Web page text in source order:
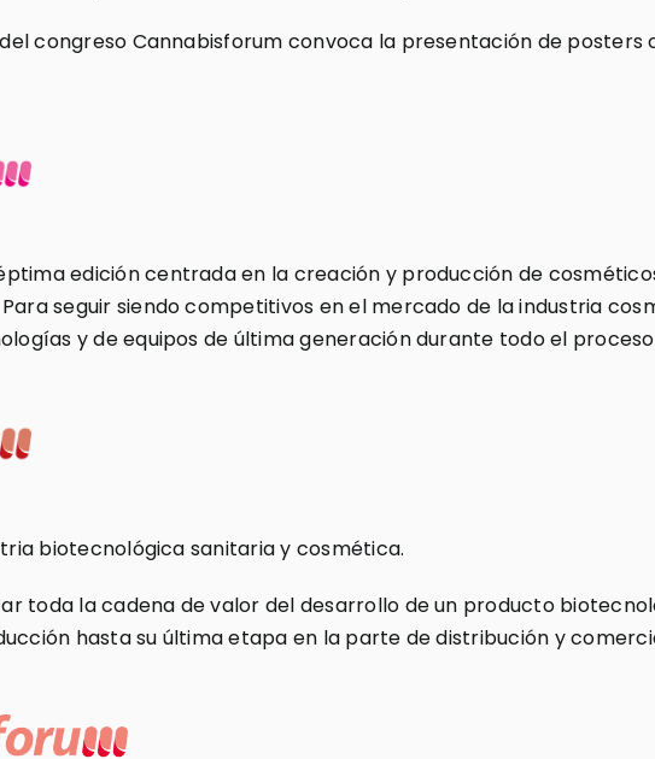
congreso Cannabisforum convoca la presentación de
edición centrada en la creación y producción de
seguir siendo competitivos en el mercado de la industria
y de equipos de última generación durante todo el
biotecnológica sanitaria y cosmética.
toda la cadena de valor del desarrollo de un producto
hasta su última etapa en la parte de distribución y